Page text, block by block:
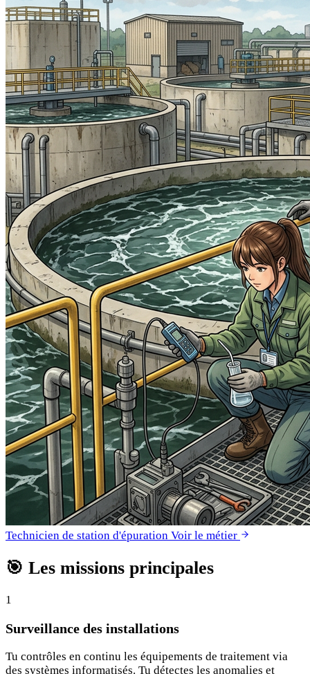
Technicien de station d'épuration Voir le métier
🎯 Les missions principales
1
Surveillance des installations
Tu contrôles en continu les équipements de traitement via
des systèmes informatisés. Tu détectes les anomalies et